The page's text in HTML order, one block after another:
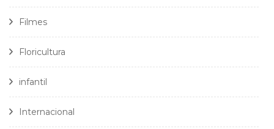
Filmes
Floricultura
infantil
Internacional